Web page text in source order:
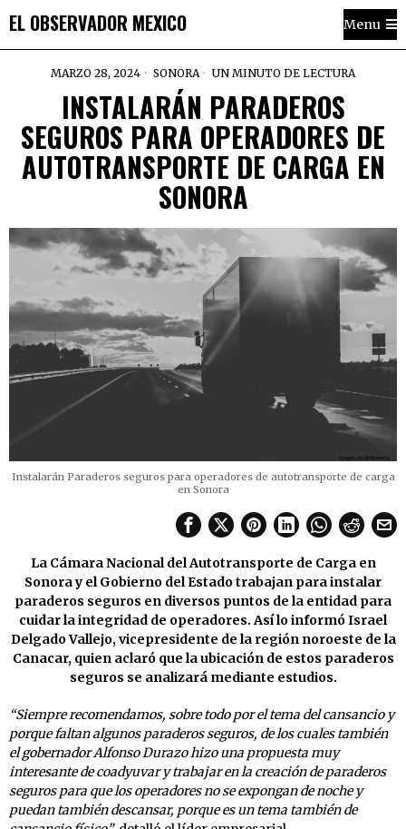
EL OBSERVADOR MEXICO Menu
MARZO 28, 2024 SONORA UN MINUTO DE LECTURA
INSTALARÁN PARADEROS
SEGUROS PARA OPERADORES DE
AUTOTRANSPORTE DE CARGA EN
SONORA
Instalarán Paraderos seguros para operadores de autotransporte de carga
en Sonora
La Cámara Nacional del Autotransporte de Carga en
Sonora y el Gobierno del Estado trabajan para instalar
paraderos seguros en diversos puntos de la entidad para
cuidar la integridad de operadores. Así lo informó Israel
Delgado Vallejo, vicepresidente de la región noroeste de la
Canacar, quien aclaró que la ubicación de estos paraderos
seguros se analizará mediante estudios.
“Siempre recomendamos, sobre todo por el tema del cansancio y
porque faltan algunos paraderos seguros, de los cuales también
el gobernador Alfonso Durazo hizo una propuesta muy
interesante de coadyuvar y trabajar en la creación de paraderos
seguros para que los operadores no se expongan de noche y
puedan también descansar, porque es un tema también de